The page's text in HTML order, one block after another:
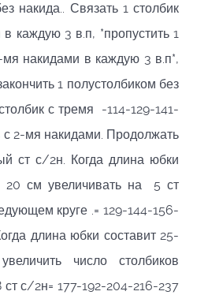
накида.. Связать 1 столбик
каждую 3 в.п, *пропустить 1
мя накидами в каждую 3 в.п*,
1 полустолбиком без
с тремя -114-129-141-
с 2-мя накидами. Продолжать
ст с/2н. Когда длина юбки
20 см увеличивать на 5 ст
круге .= 129-144-156-
длина юбки составит 25-
число столбиков
с/2н= 177-192-204-216-237